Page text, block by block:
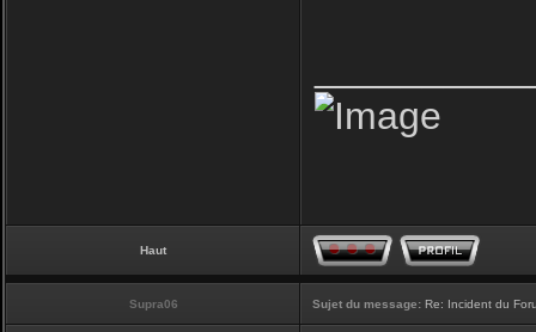
Haut
Supra06 Sujet du message: Re: Incident du